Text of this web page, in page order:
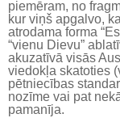
piemēram, no
kur viņš apgalvo,
atrodama forma
“vienu Dievu”
akuzatīvā visās
viedokļa skatoties
pētniecības
nozīme vai pat
pamanīja.